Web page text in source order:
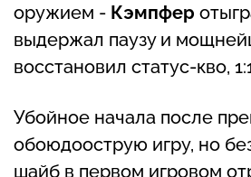
оружием - Кэмпфер
выдержал паузу и
восстановил статус-кво,
Убойное начала после
обоюдоострую игру, но
шайб в первом игровом